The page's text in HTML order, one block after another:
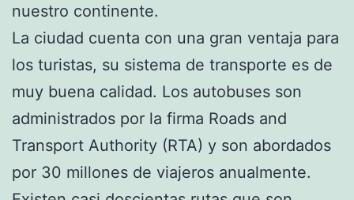
nuestro continente.
La ciudad cuenta con una gran ventaja para
los turistas, su sistema de transporte es de
muy buena calidad. Los autobuses son
administrados por la firma Roads and
Transport Authority (RTA) y son abordados
por 30 millones de viajeros anualmente.